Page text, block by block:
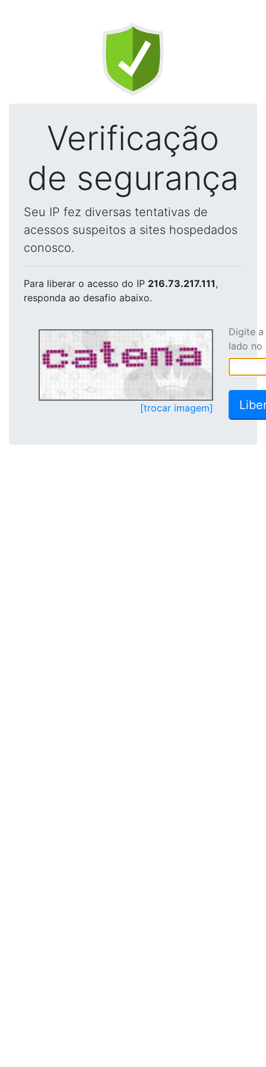
Verificação
de segurança
Seu IP fez diversas tentativas de
acessos suspeitos a sites hospedados
conosco.
Para liberar o acesso do IP 216.73.217.111,
responda ao desafio abaixo.
[trocar imagem]
Digite
lado no